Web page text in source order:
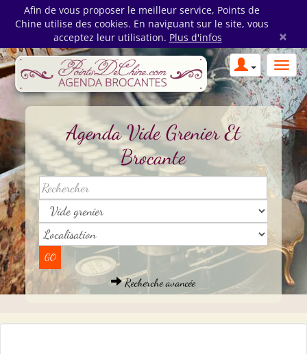
Afin de vous proposer le meilleur service, Points de
Chine utilise des cookies. En naviguant sur le site, vous
acceptez leur utilisation. Plus d'infos ×
Agenda Vide Grenier Et
Brocante
Recherche avancée